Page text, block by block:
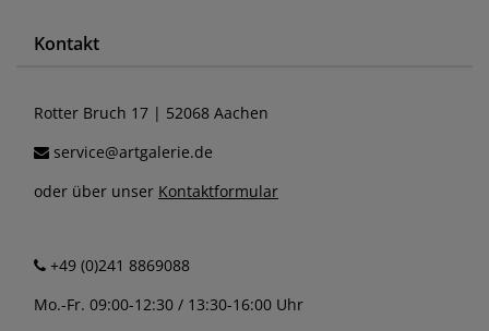
Kontakt
Rotter Bruch 17 | 52068 Aachen
service@artgalerie.de
oder über unser Kontaktformular
+49 (0)241 8869088
Mo.-Fr. 09:00-12:30 / 13:30-16:00 Uhr